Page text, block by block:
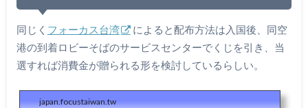
同じく フォーカス台湾
によると配布方法は入国後、同空
港の到着ロビーそばのサービスセンターでくじを引き、当
選すれば消費金が贈られる形を検討しているらしい。
japan.focustaiwan.tw